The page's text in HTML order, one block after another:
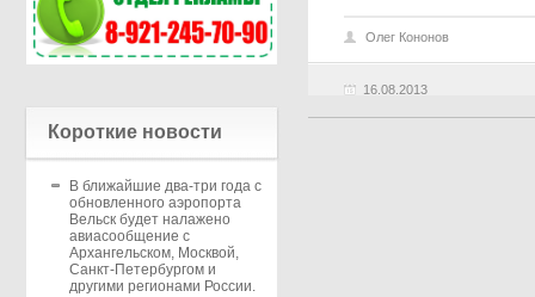
Короткие новости
В ближайшие два-три года с
обновленного аэропорта
Вельск будет налажено
авиасообщение с
Архангельском, Москвой,
Санкт-Петербургом и
другими регионами России.
16.08.2013
Олег Кононов